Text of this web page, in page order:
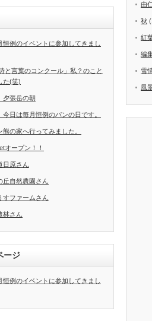
恒例のイベントに参加してきまし
と言葉のコンクール」私？のこと
た(笑)
夕張岳の朝
今日は毎月恒例のパンの日です。
熊の家へ行ってみました。
オープン！！
日原さん
丘自然農園さん
すファームさん
林さん
ージ
恒例のイベントに参加してきまし
由
秋
紅
編
雪
風